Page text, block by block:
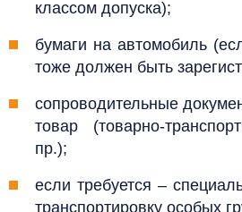
классом допуска);
бумаги на автомобиль
тоже должен быть
сопроводительные
товар (товарно-
пр.);
если требуется –
транспортировку особых